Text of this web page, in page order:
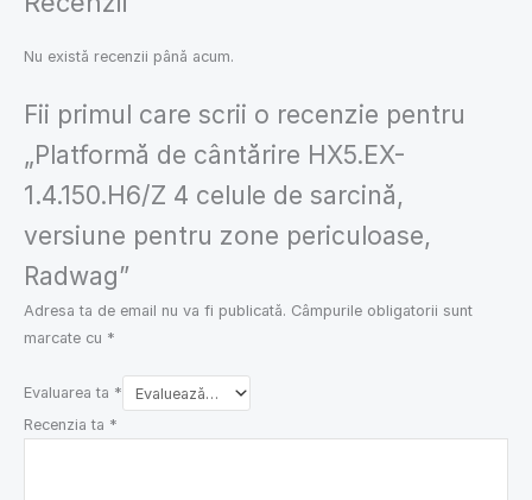
Nu există recenzii până acum.
Fii primul care scrii o recenzie pentru
„Platformă de cântărire HX5.EX-
1.4.150.H6/Z 4 celule de sarcină,
versiune pentru zone periculoase,
Radwag”
Adresa ta de email nu va fi publicată. Câmpurile obligatorii sunt
marcate cu *
Evaluarea ta *
Recenzia ta *